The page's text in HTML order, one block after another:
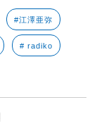
#江澤亜弥
# radiko